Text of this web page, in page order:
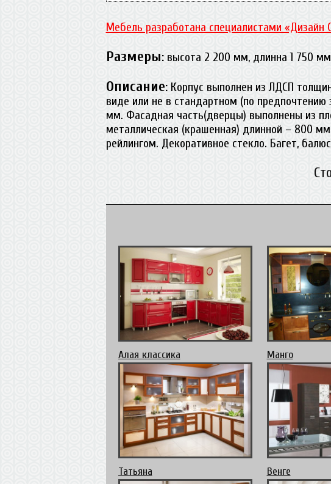
Мебель разработана специалистами «Дизайн
Размеры:высота 2 200 мм, длинна 1 750
Описание:Корпус выполнен из ЛДСП
виде или не в стандартном (по
мм. Фасадная часть(дверцы) выполнены из
металлическая (крашенная) длинной – 800
рейлингом. Декоративное стекло. Багет,
Алая классика Манго
Татьяна Венге